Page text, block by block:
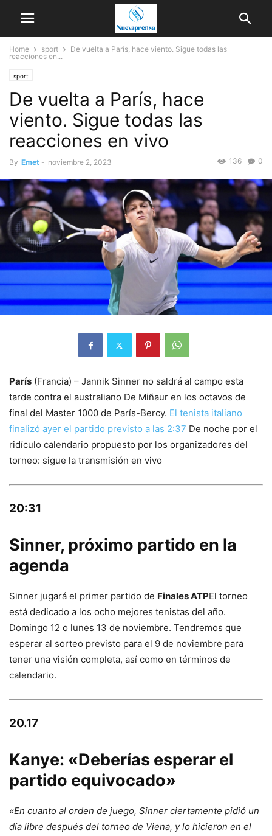
Home sport
De vuelta a París, hace viento. Sigue todas las
reacciones en...
sport
De vuelta a París, hace
viento. Sigue todas las
reacciones en vivo
By Emet - noviembre 2, 2023 0
136
París (Francia) – Jannik Sinner no saldrá al campo esta
tarde contra el australiano De Miñaur en los octavos de
final del Master 1000 de París-Bercy. El tenista italiano
finalizó ayer el partido previsto a las 2:37 De noche por el
ridículo calendario propuesto por los organizadores del
torneo: sigue la transmisión en vivo
20:31
Sinner, próximo partido en la
agenda
Sinner jugará el primer partido de Finales ATPEl torneo
está dedicado a los ocho mejores tenistas del año.
Domingo 12 o lunes 13 de noviembre. Tendremos que
esperar al sorteo previsto para el 9 de noviembre para
tener una visión completa, así como en términos de
calendario.
20.17
Kanye: «Deberías esperar el
partido equivocado»
«En cuanto al orden de juego, Sinner ciertamente pidió un
día libre después del torneo de Viena, y lo hicieron en el